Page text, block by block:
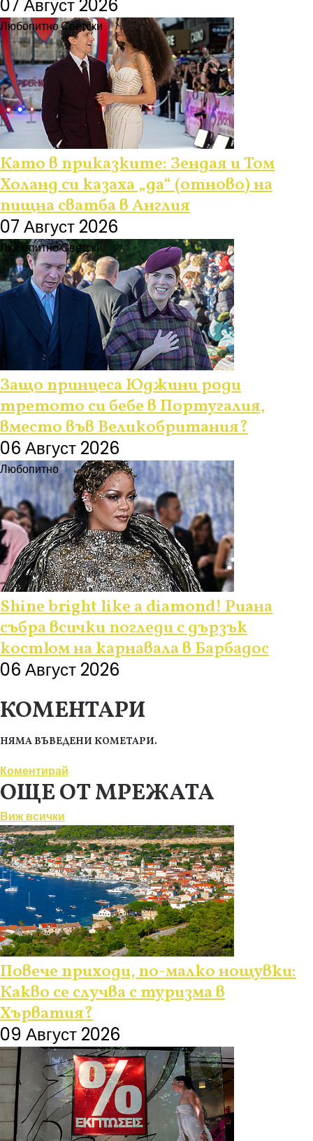
07 Август 2026
ЛюбопитноСветски
Като в приказките: Зендая и Том
Холанд си казаха „да“ (отново) на
пищна сватба в Англия
07 Август 2026
ЛюбопитноСветски
Защо принцеса Юджини роди
третото си бебе в Португалия,
вместо във Великобритания?
06 Август 2026
Любопитно
Shine bright like a diamond! Риана
събра всички погледи с дързък
костюм на карнавала в Барбадос
06 Август 2026
КОМЕНТАРИ
НЯМА ВЪВЕДЕНИ КОМЕТАРИ.
Коментирай
ОЩЕ ОТ МРЕЖАТА
Виж всички
Повече приходи, по-малко нощувки:
Какво се случва с туризма в
Хърватия?
09 Август 2026